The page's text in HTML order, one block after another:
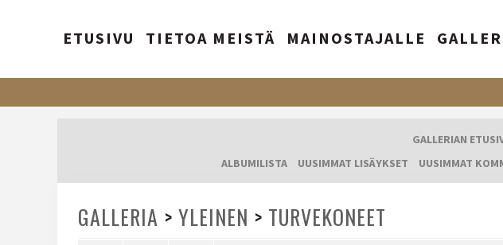
ETUSIVU TIETOA MEISTÄ MAINOSTAJALLE
GALLERIAN
ALBUMILISTA
UUSIMMAT LISÄYKSET UUSIMMAT
GALLERIA > YLEINEN > TURVEKONEET